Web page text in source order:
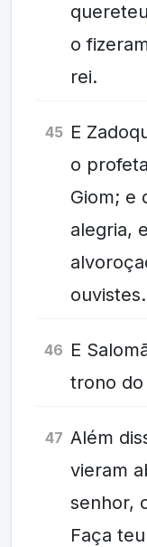
o
rei.
45 E
o
Giom; e
alegria,
46 E
trono
47 Além
vieram
senhor,
Faça